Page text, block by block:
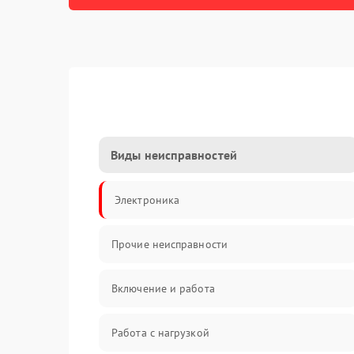
Виды неисправностей
Электроника
Прочие неисправности
Включение и работа
Работа с нагрузкой